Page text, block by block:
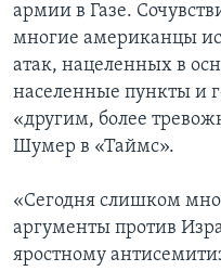
армии в Газе.
многие американцы
атак, нацеленных в
населенные пункты и
«другим, более
Шумер в «Таймс».
«Сегодня слишком
аргументы против
яростному